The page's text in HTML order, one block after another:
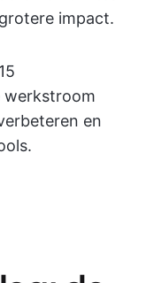
impact.
werkstroom
en